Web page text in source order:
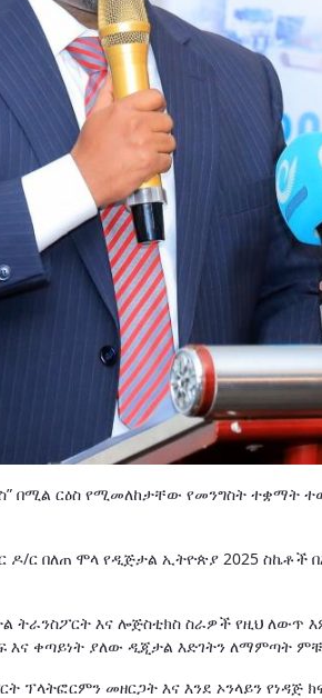
በሚል ርዕስ የሚመለከታቸው የመንግስት ተቋማት
ዶ/ር በለጠ ሞላ የዲጅታል ኢትዮጵያ 2025
ትራንስፖርት እና ሎጅስቲክስ ስራዎች የዚህ ለውጥ
እና ቀጣይነት ያለው ዲጂታል እድገትን ለማምጣት
ፕላትፎርምን መዘርጋት እና እንደ ኦንላይን የነዳጅ